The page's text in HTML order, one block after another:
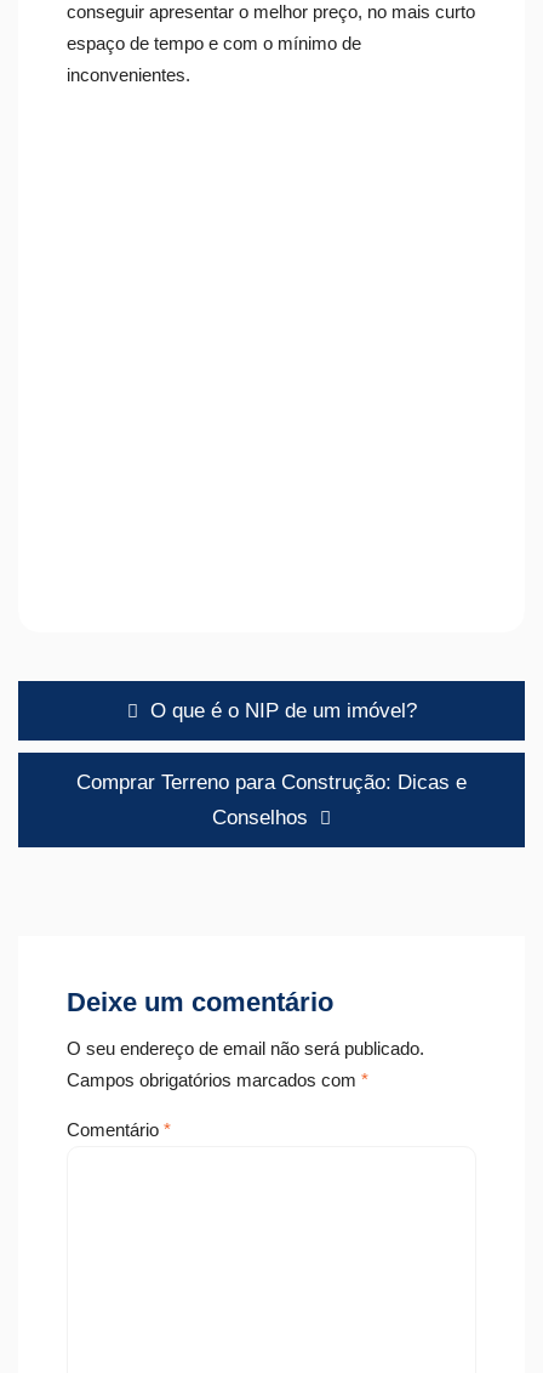
conseguir apresentar o melhor preço, no mais curto
espaço de tempo e com o mínimo de
inconvenientes.
Navegação
de
artigos
O que é o NIP de um imóvel?
Comprar Terreno para Construção: Dicas e
Conselhos
Deixe um comentário
O seu endereço de email não será publicado.
Campos obrigatórios marcados com *
Comentário *